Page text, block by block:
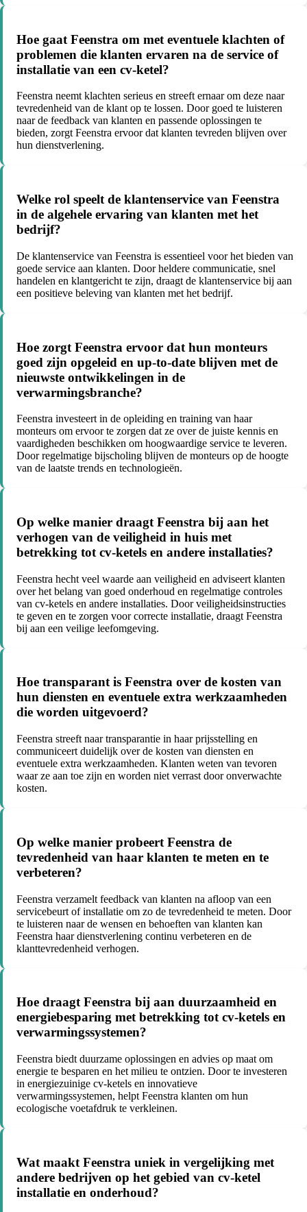
Hoe gaat Feenstra om met eventuele klachten of
problemen die klanten ervaren na de service of
installatie van een cv-ketel?
Feenstra neemt klachten serieus en streeft ernaar om deze naar
tevredenheid van de klant op te lossen. Door goed te luisteren
naar de feedback van klanten en passende oplossingen te
bieden, zorgt Feenstra ervoor dat klanten tevreden blijven over
hun dienstverlening.
Welke rol speelt de klantenservice van Feenstra
in de algehele ervaring van klanten met het
bedrijf?
De klantenservice van Feenstra is essentieel voor het bieden van
goede service aan klanten. Door heldere communicatie, snel
handelen en klantgericht te zijn, draagt de klantenservice bij aan
een positieve beleving van klanten met het bedrijf.
Hoe zorgt Feenstra ervoor dat hun monteurs
goed zijn opgeleid en up-to-date blijven met de
nieuwste ontwikkelingen in de
verwarmingsbranche?
Feenstra investeert in de opleiding en training van haar
monteurs om ervoor te zorgen dat ze over de juiste kennis en
vaardigheden beschikken om hoogwaardige service te leveren.
Door regelmatige bijscholing blijven de monteurs op de hoogte
van de laatste trends en technologieën.
Op welke manier draagt Feenstra bij aan het
verhogen van de veiligheid in huis met
betrekking tot cv-ketels en andere installaties?
Feenstra hecht veel waarde aan veiligheid en adviseert klanten
over het belang van goed onderhoud en regelmatige controles
van cv-ketels en andere installaties. Door veiligheidsinstructies
te geven en te zorgen voor correcte installatie, draagt Feenstra
bij aan een veilige leefomgeving.
Hoe transparant is Feenstra over de kosten van
hun diensten en eventuele extra werkzaamheden
die worden uitgevoerd?
Feenstra streeft naar transparantie in haar prijsstelling en
communiceert duidelijk over de kosten van diensten en
eventuele extra werkzaamheden. Klanten weten van tevoren
waar ze aan toe zijn en worden niet verrast door onverwachte
kosten.
Op welke manier probeert Feenstra de
tevredenheid van haar klanten te meten en te
verbeteren?
Feenstra verzamelt feedback van klanten na afloop van een
servicebeurt of installatie om zo de tevredenheid te meten. Door
te luisteren naar de wensen en behoeften van klanten kan
Feenstra haar dienstverlening continu verbeteren en de
klanttevredenheid verhogen.
Hoe draagt Feenstra bij aan duurzaamheid en
energiebesparing met betrekking tot cv-ketels en
verwarmingssystemen?
Feenstra biedt duurzame oplossingen en advies op maat om
energie te besparen en het milieu te ontzien. Door te investeren
in energiezuinige cv-ketels en innovatieve
verwarmingssystemen, helpt Feenstra klanten om hun
ecologische voetafdruk te verkleinen.
Wat maakt Feenstra uniek in vergelijking met
andere bedrijven op het gebied van cv-ketel
installatie en onderhoud?